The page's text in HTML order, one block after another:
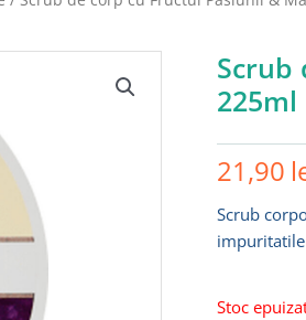
Scrub
225ml
21,90
Scrub
Stoc